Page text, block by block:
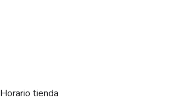
Horario tienda